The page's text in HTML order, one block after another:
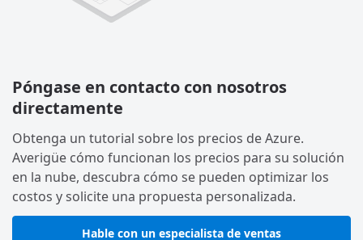
Póngase en contacto con nosotros
directamente
Obtenga un tutorial sobre los precios de Azure.
Averigüe cómo funcionan los precios para su solución
en la nube, descubra cómo se pueden optimizar los
costos y solicite una propuesta personalizada.
Hable con un especialista de ventas